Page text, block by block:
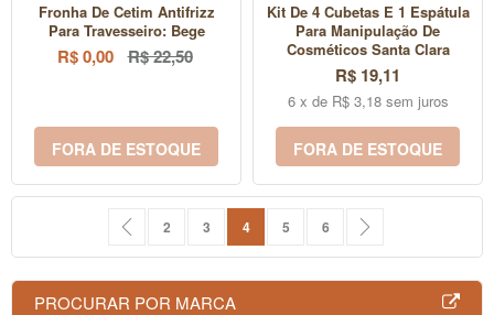
Fronha De Cetim Antifrizz
Para Travesseiro: Bege
R$ 0,00 R$ 22,50
FORA DE ESTOQUE
Kit De 4 Cubetas E 1 Espátula
Para Manipulação De
Cosméticos Santa Clara
R$ 19,11
6 x de R$ 3,18 sem juros
FORA DE ESTOQUE
Página Página
Anterior
Página
2 Página
3 Você esta lendo a pagina
4 Página
5 Página
6
PROCURAR POR MARCA